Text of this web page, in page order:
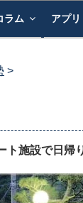
ラム アプリ
施設で日帰